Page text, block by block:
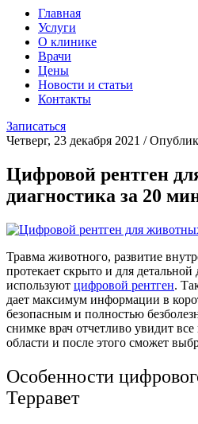
Главная
Услуги
О клинике
Врачи
Цены
Новости и статьи
Контакты
Записаться
Четверг, 23 декабря 2021 /
Цифровой рентген
диагностика за 20
Травма животного, развитие
протекает скрыто и для
используют цифровой рентген.
дает максимум информации в
безопасным и полностью
снимке врач отчетливо увидит
области и после этого сможет
Особенности
Терравет